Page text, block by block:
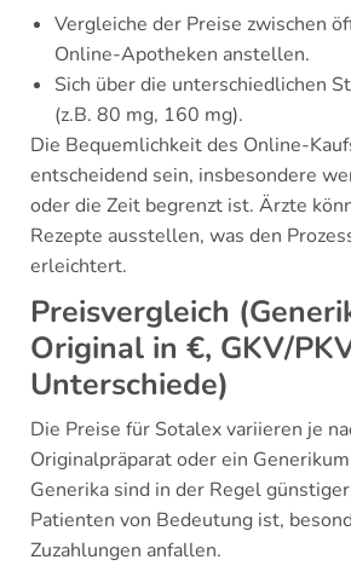
Vergleiche der Preise zwischen
Online-Apotheken anstellen.
Sich über die unterschiedlichen
(z.B. 80 mg, 160 mg).
Die Bequemlichkeit des Online-
entscheidend sein, insbesondere
oder die Zeit begrenzt ist. Ärzte
Rezepte ausstellen, was den
erleichtert.
Preisvergleich
Original in €, GKV/
Unterschiede)
Die Preise für Sotalex variieren je
Originalpräparat oder ein
Generika sind in der Regel
Patienten von Bedeutung ist,
Zuzahlungen anfallen.